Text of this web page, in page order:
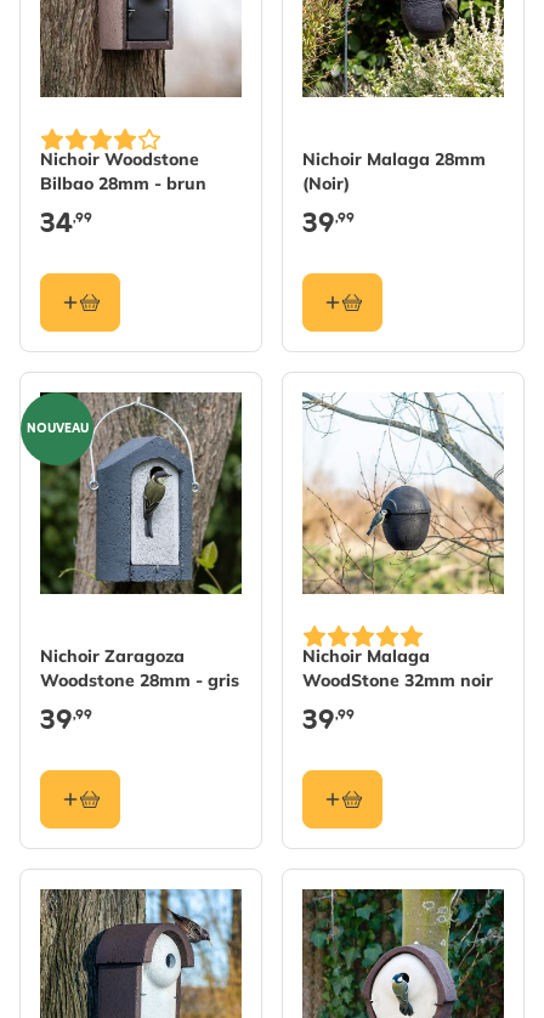
Nichoir Woodstone
Bilbao 28mm - brun
34,99
Nichoir Malaga 28mm
(Noir)
39,99
NOUVEAU
Nichoir Zaragoza
Woodstone 28mm - gris
39,99
Nichoir Malaga
WoodStone 32mm noir
39,99